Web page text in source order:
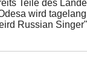
Teile des
wird
Russian